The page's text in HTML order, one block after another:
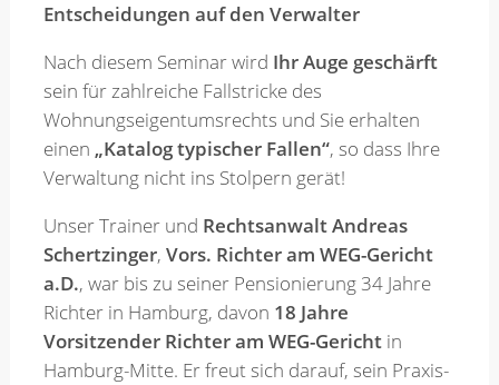
Entscheidungen auf den Verwalter
Nach diesem Seminar wird Ihr Auge geschärft
sein für zahlreiche Fallstricke des
Wohnungseigentumsrechts und Sie erhalten
einen „Katalog typischer Fallen“, so dass Ihre
Verwaltung nicht ins Stolpern gerät!
Unser Trainer und Rechtsanwalt Andreas
Schertzinger, Vors. Richter am WEG-Gericht
a.D., war bis zu seiner Pensionierung 34 Jahre
Richter in Hamburg, davon 18 Jahre
Vorsitzender Richter am WEG-Gerichtin
Hamburg-Mitte. Er freut sich darauf, sein Praxis-